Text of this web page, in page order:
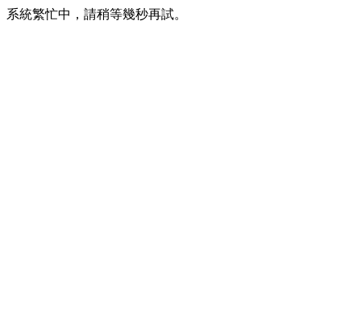
系統繁忙中，請稍等幾秒再試。